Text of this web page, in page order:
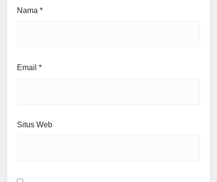
Nama *
Email *
Situs Web